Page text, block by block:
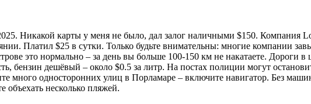
Никакой карты у меня не было, дал залог наличными $150. Компания
Платил $25 в сутки. Только будьте внимательны: многие компании
это нормально – за день вы больше 100-150 км не накатаете. Дороги
бензин дешёвый – около $0.5 за литр. На постах полиции могут
много односторонних улиц в Порламаре – включите навигатор. Без
объехать несколько пляжей.